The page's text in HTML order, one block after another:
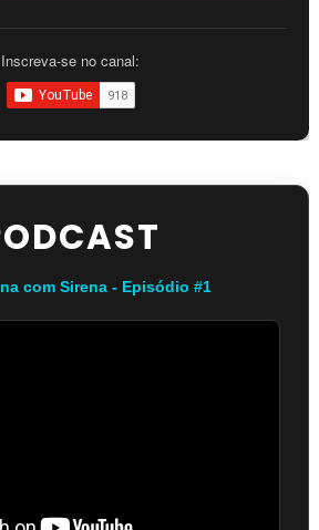
Inscreva-se no canal:
com Sirena - Episódio #1